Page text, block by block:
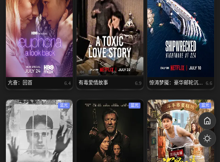
亢奋：回首 6.4 有毒爱情故事 6.9 惊涛梦魇：豪华邮轮沉... 6.6
蓝光 蓝光 蓝光